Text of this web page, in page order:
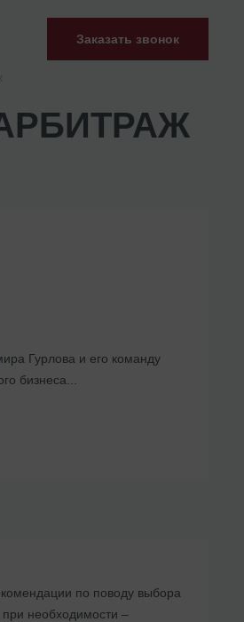
Заказать звонок
Гурлова и его команду
бизнеса...
по поводу выбора
необходимости –